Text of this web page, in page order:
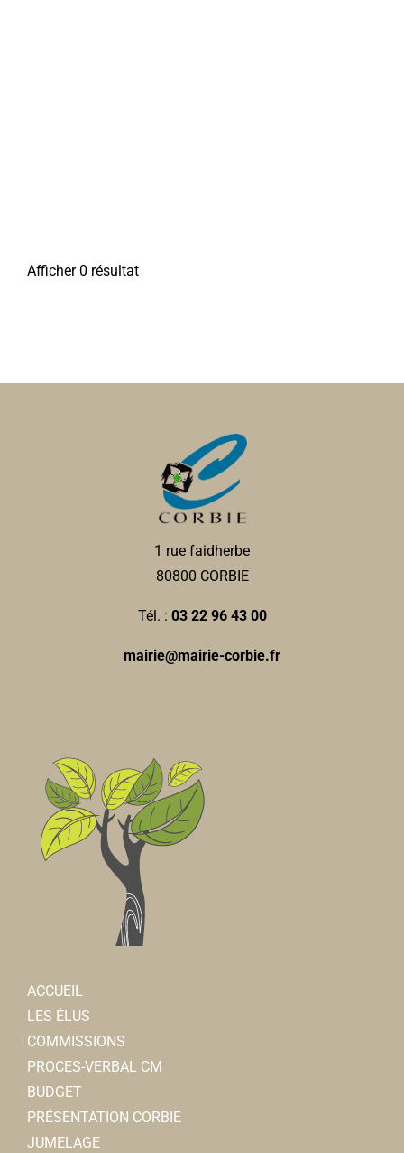
Afficher 0 résultat
1 rue faidherbe
80800 CORBIE
Tél. : 03 22 96 43 00
mairie@mairie-corbie.fr
ACCUEIL
LES ÉLUS
COMMISSIONS
PROCES-VERBAL CM
BUDGET
PRÉSENTATION CORBIE
JUMELAGE